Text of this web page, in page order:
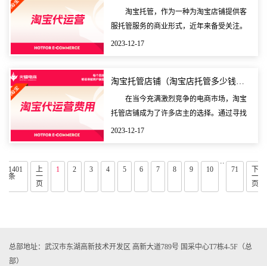
淘宝托管，作为一种为淘宝店铺提供客
服托管服务的商业形式，近年来备受关注。
许多淘宝店主在面对日益繁重的客服工作
2023-12-17
淘宝托管店铺（淘宝店托管多少钱一个月）
在当今充满激烈竞争的电商市场，淘宝
托管店铺成为了许多店主的选择。通过寻找
专业的公司或个人来代为经营自己的电商店
2023-12-17
1401
条
上
一
页
1 2 3 4 5 6 7 8 9 10
..
71
下
一
页
总部地址：武汉市东湖高新技术开发区 高新大道789号 国采中心T7栋4-5F（总
部）